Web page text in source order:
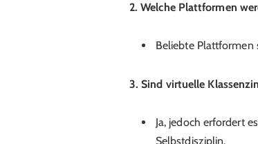
2. Welche Plattformen
Beliebte Plattformen
3. Sind virtuelle
Ja, jedoch erfordert
Selbstdisziplin.